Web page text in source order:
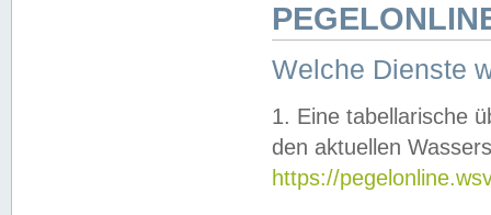
Welche Dienste
1. Eine tabellarische
den aktuellen
https://